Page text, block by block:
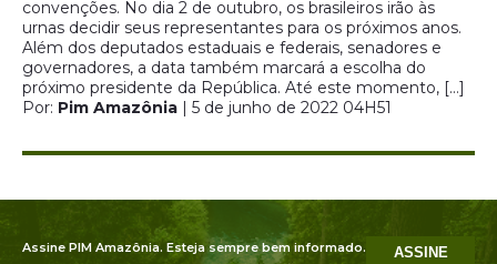
convenções. No dia 2 de outubro, os brasileiros irão às
urnas decidir seus representantes para os próximos anos.
Além dos deputados estaduais e federais, senadores e
governadores, a data também marcará a escolha do
próximo presidente da República. Até este momento, […]
Por: Pim Amazônia | 5 de junho de 2022 04H51
Assine PIM Amazônia. Esteja sempre bem informado. ASSINE